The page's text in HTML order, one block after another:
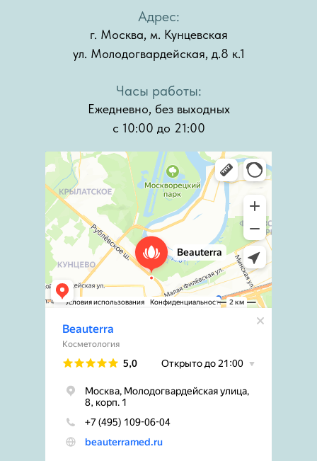
г. Москва, м. Кунцевская
ул. Молодогвардейская, д.8 к.1
Адрес:
Ежедневно, без выходных
с 10:00 до 21:00
Часы работы: